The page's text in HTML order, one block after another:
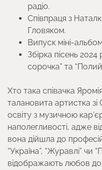
радіо.
Співпраця з
Гловяком.
Випуск міні-
Збірка пісень
сорочка” та
Хто така співачка
талановита артистка
освіту з музичною
наполегливості, адже
вона дійшла до
“Україна”, “Журавлі” чи
відображають любов